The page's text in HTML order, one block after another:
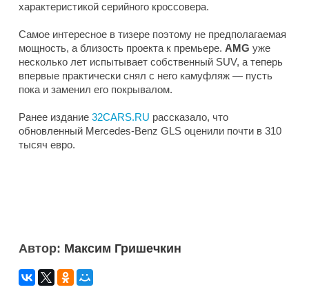
характеристикой серийного кроссовера.
Самое интересное в тизере поэтому не предполагаемая
мощность, а близость проекта к премьере. AMG уже
несколько лет испытывает собственный SUV, а теперь
впервые практически снял с него камуфляж — пусть
пока и заменил его покрывалом.
Ранее издание 32CARS.RU рассказало, что
обновленный Mercedes-Benz GLS оценили почти в 310
тысяч евро.
Автор: Максим Гришечкин